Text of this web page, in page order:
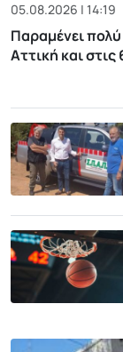
05.08.2026 | 14:19
Παραμένει
Αττική και στις